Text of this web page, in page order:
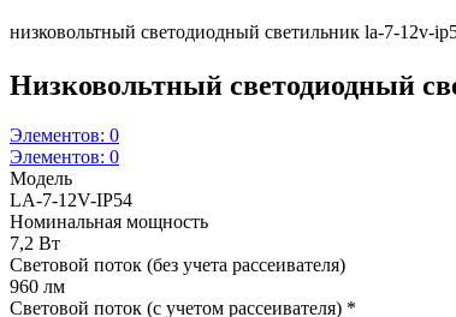
низковольтный светодиодный светильник la-7-12v-
Низковольтный светодиодный
Элементов: 0
Элементов: 0
Модель
LA-7-12V-IP54
Номинальная мощность
7,2 Вт
Световой поток (без учета рассеивателя)
960 лм
Световой поток (с учетом рассеивателя) *